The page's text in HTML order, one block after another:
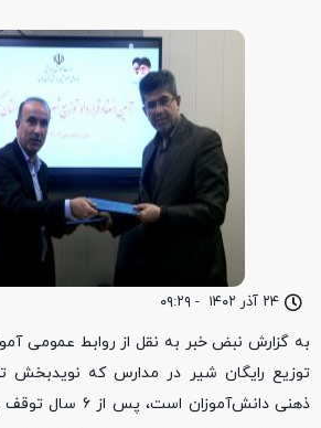
۲۴ آذر ۱۴۰۲ - ۰۹:۲۹
به گزارش نبض خبر به نقل از روابط عمومی
توزیع رایگان شیر در مدارس که
ذهنی دانش‌آموزان